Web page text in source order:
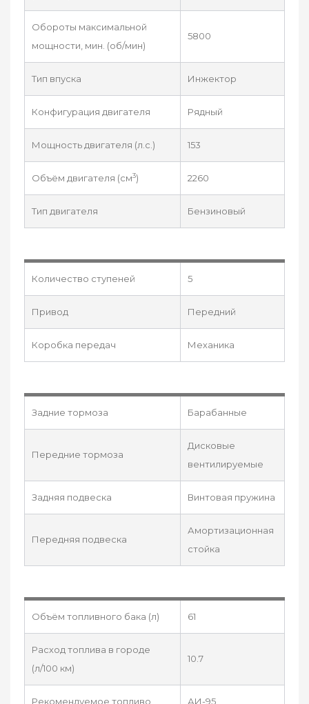
Обороты максимальной
мощности, мин. (об/мин)
5800
Тип впуска Инжектор
Конфигурация двигателя Рядный
Мощность двигателя (л.с.) 153
Объём двигателя (см3) 2260
Тип двигателя Бензиновый
Количество ступеней 5
Привод Передний
Коробка передач Механика
Задние тормоза Барабанные
Передние тормоза
Дисковые
вентилируемые
Задняя подвеска Винтовая пружина
Передняя подвеска
Амортизационная
стойка
Объём топливного бака (л) 61
Расход топлива в городе
(л/100 км)
10.7
Рекомендуемое топливо АИ-95